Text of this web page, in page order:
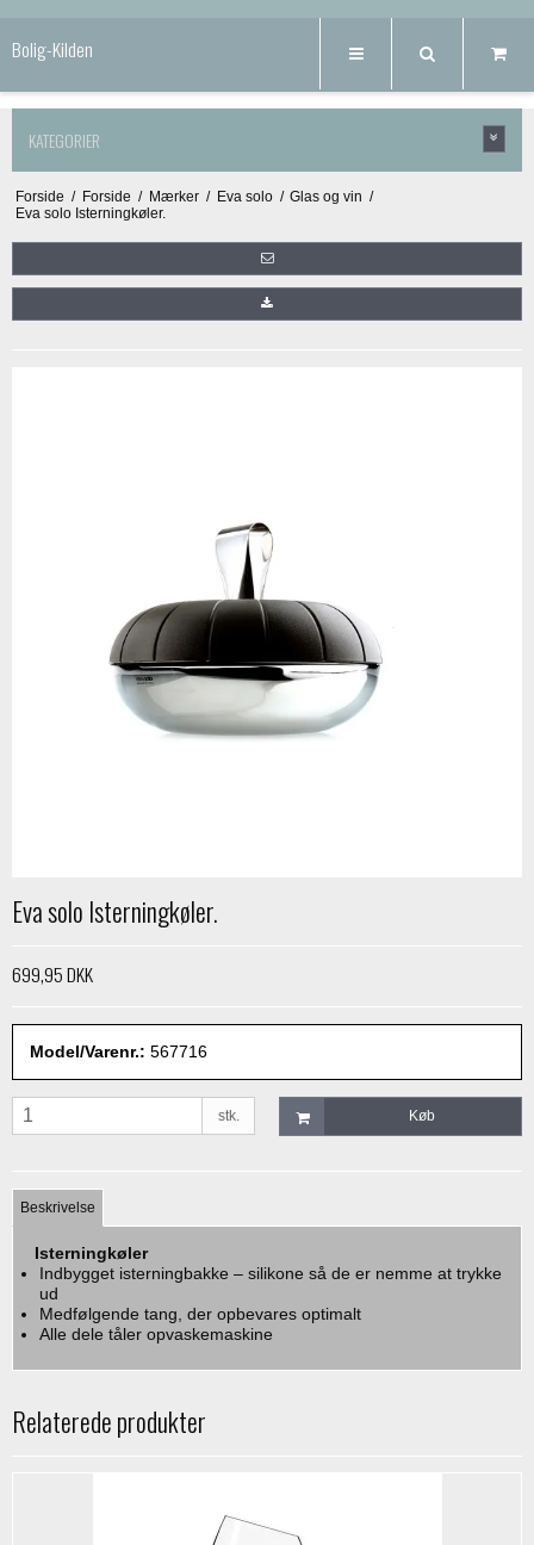
Bolig-Kilden
KATEGORIER
Forside / Forside / Mærker / Eva solo / Glas og vin /
Eva solo Isterningkøler.
Eva solo Isterningkøler.
699,95 DKK
Model/Varenr.: 567716
stk. Køb
Beskrivelse
Isterningkøler
Indbygget isterningbakke – silikone så de er nemme at trykke
ud
Medfølgende tang, der opbevares optimalt
Alle dele tåler opvaskemaskine
Relaterede produkter